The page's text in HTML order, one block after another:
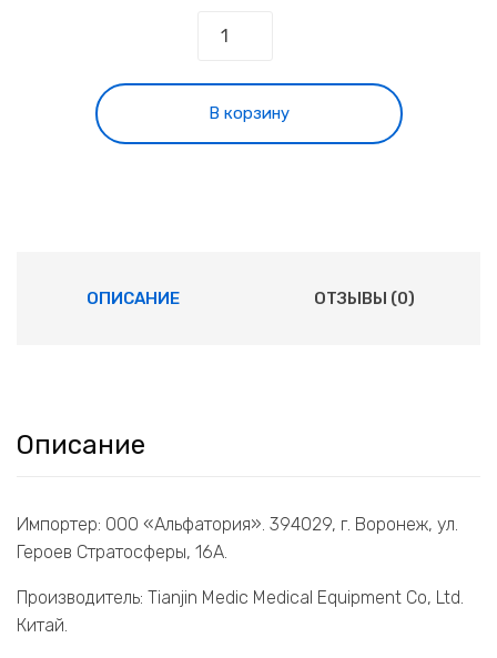
В корзину
ОПИСАНИЕ ОТЗЫВЫ (0)
Описание
Импортер: ООО «Альфатория». 394029, г. Воронеж, ул.
Героев Стратосферы, 16А.
Производитель: Tianjin Medic Medical Equipment Co, Ltd.
Китай.